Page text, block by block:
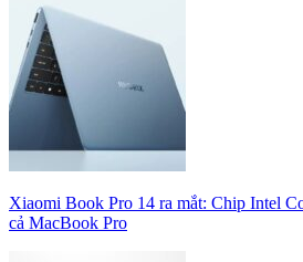
Xiaomi Book Pro 14 ra mắt: Chip Intel
cả MacBook Pro